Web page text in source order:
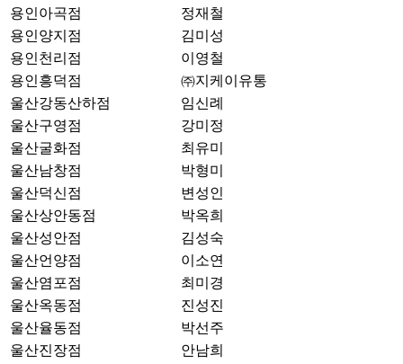
용인아곡점
정재철
용인양지점
김미성
용인천리점
이영철
용인흥덕점
㈜지케이유통
울산강동산하점
임신례
울산구영점
강미정
울산굴화점
최유미
울산남창점
박형미
울산덕신점
변성인
울산상안동점
박옥희
울산성안점
김성숙
울산언양점
이소연
울산염포점
최미경
울산옥동점
진성진
울산율동점
박선주
울산진장점
안남희